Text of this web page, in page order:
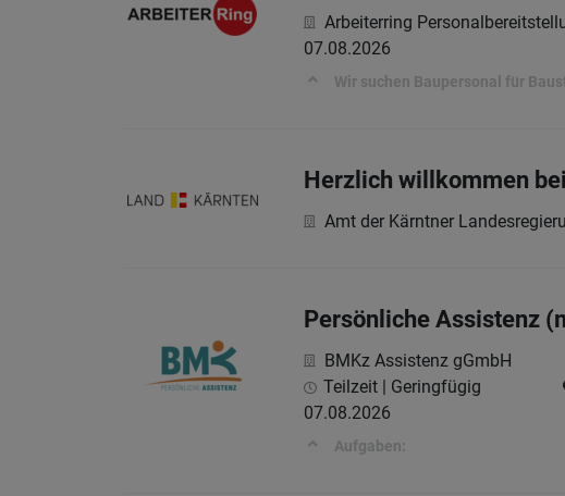
Arbeiterring
07.08.2026
Wir suchen Baupersonal für
Herzlich willkommen
Amt der Kärntner
Persönliche Assistenz
BMKz Assistenz gGmbH
Teilzeit | Geringfügig
07.08.2026
Aufgaben: